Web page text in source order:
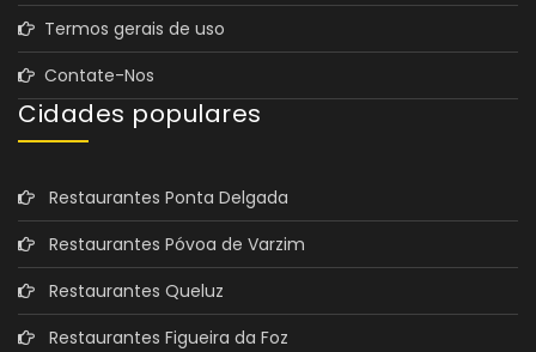
Termos gerais de uso
Contate-Nos
Cidades populares
Restaurantes Ponta Delgada
Restaurantes Póvoa de Varzim
Restaurantes Queluz
Restaurantes Figueira da Foz